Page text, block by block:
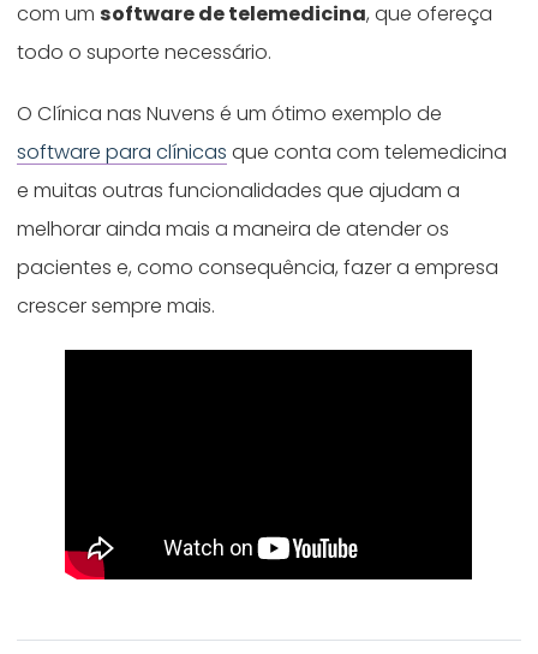
com umsoftware de telemedicina, que ofereça
todo o suporte necessário.
O Clínica nas Nuvens é um ótimo exemplo de
software para clínicas que conta com telemedicina
e muitas outras funcionalidades que ajudam a
melhorar ainda mais a maneira de atender os
pacientes e, como consequência, fazer a empresa
crescer sempre mais.